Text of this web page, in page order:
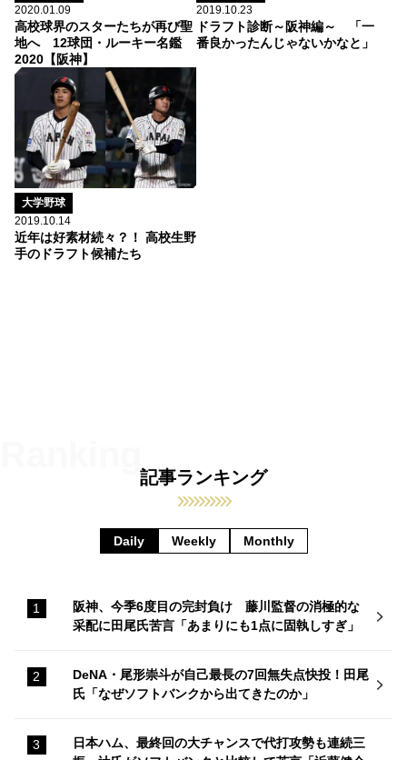
2020.01.09
高校球界のスターたちが再び聖
地へ 12球団・ルーキー名鑑
2020【阪神】
2019.10.23
ドラフト診断～阪神編～ 「一
番良かったんじゃないかなと」
大学野球
2019.10.14
近年は好素材続々？！ 高校生野
手のドラフト候補たち
記事ランキング
Daily Weekly Monthly
阪神、今季6度目の完封負け 藤川監督の消極的な
采配に田尾氏苦言「あまりにも1点に固執しすぎ」
DeNA・尾形崇斗が自己最長の7回無失点快投！田尾
氏「なぜソフトバンクから出てきたのか」
日本ハム、最終回の大チャンスで代打攻勢も連続三